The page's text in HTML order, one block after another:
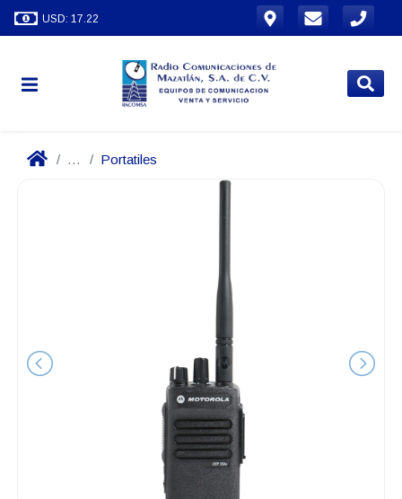
USD: 17.22
... Portatiles